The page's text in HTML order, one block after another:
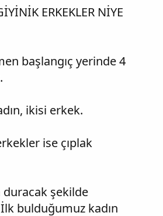
ERKEKLER NİYE
başlangıç yerinde 4
ikisi erkek.
ise çıplak
duracak şekilde
bulduğumuz kadın